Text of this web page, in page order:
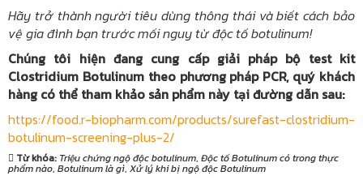
Hãy trở thành người tiêu dùng thông thái và biết cách bảo
vệ gia đình bạn trước mối nguy từ độc tố botulinum!
Chúng tôi hiện đang cung cấp giải pháp bộ test kit
Clostridium Botulinum theo phương pháp PCR, quý khách
hàng có thể tham khảo sản phẩm này tại đường dẫn sau:
https://food.r-biopharm.com/products/surefast-clostridium-
botulinum-screening-plus-2/
Từ khóa: Triệu chứng ngộ độc botulinum, Độc tố Botulinum có trong thực
phẩm nào, Botulinum là gì, Xử lý khi bị ngộ độc Botulinum